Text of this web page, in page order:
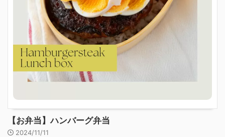
【お弁当】ハンバーグ弁当
2024/11/11